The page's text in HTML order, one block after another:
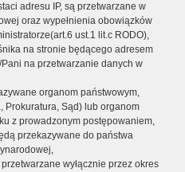
adresu IP, są przetwarzane w
oraz wypełnienia obowiązków
ust.1 lit.c RODO),
na stronie będącego adresem
na przetwarzanie danych w
organom państwowym,
Prokuratura, Sąd) lub organom
z prowadzonym postępowaniem,
przekazywane do państwa
wyłącznie przez okres